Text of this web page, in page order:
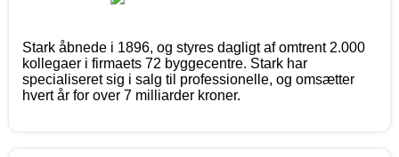
Stark åbnede i 1896, og styres dagligt af omtrent 2.000
kollegaer i firmaets 72 byggecentre. Stark har
specialiseret sig i salg til professionelle, og omsætter
hvert år for over 7 milliarder kroner.